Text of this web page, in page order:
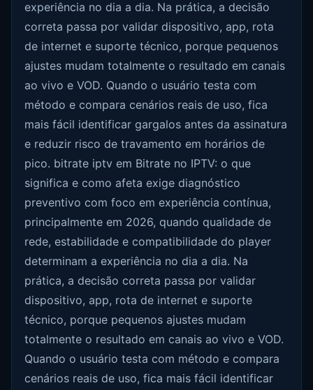
experiência no dia a dia. Na prática, a decisão
correta passa por validar dispositivo, app, rota
de internet e suporte técnico, porque pequenos
ajustes mudam totalmente o resultado em canais
ao vivo e VOD. Quando o usuário testa com
método e compara cenários reais de uso, fica
mais fácil identificar gargalos antes da assinatura
e reduzir risco de travamento em horários de
pico. bitrate iptv em Bitrate no IPTV: o que
significa e como afeta exige diagnóstico
preventivo com foco em experiência contínua,
principalmente em 2026, quando qualidade de
rede, estabilidade e compatibilidade do player
determinam a experiência no dia a dia. Na
prática, a decisão correta passa por validar
dispositivo, app, rota de internet e suporte
técnico, porque pequenos ajustes mudam
totalmente o resultado em canais ao vivo e VOD.
Quando o usuário testa com método e compara
cenários reais de uso, fica mais fácil identificar